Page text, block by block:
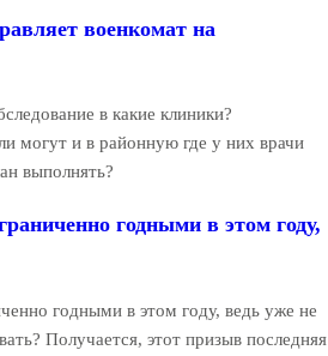
военкомат на
в какие клиники?
могут и в районную где у них врачи
выполнять?
годными в этом году,
годными в этом году, ведь уже не
Получается, этот призыв последняя